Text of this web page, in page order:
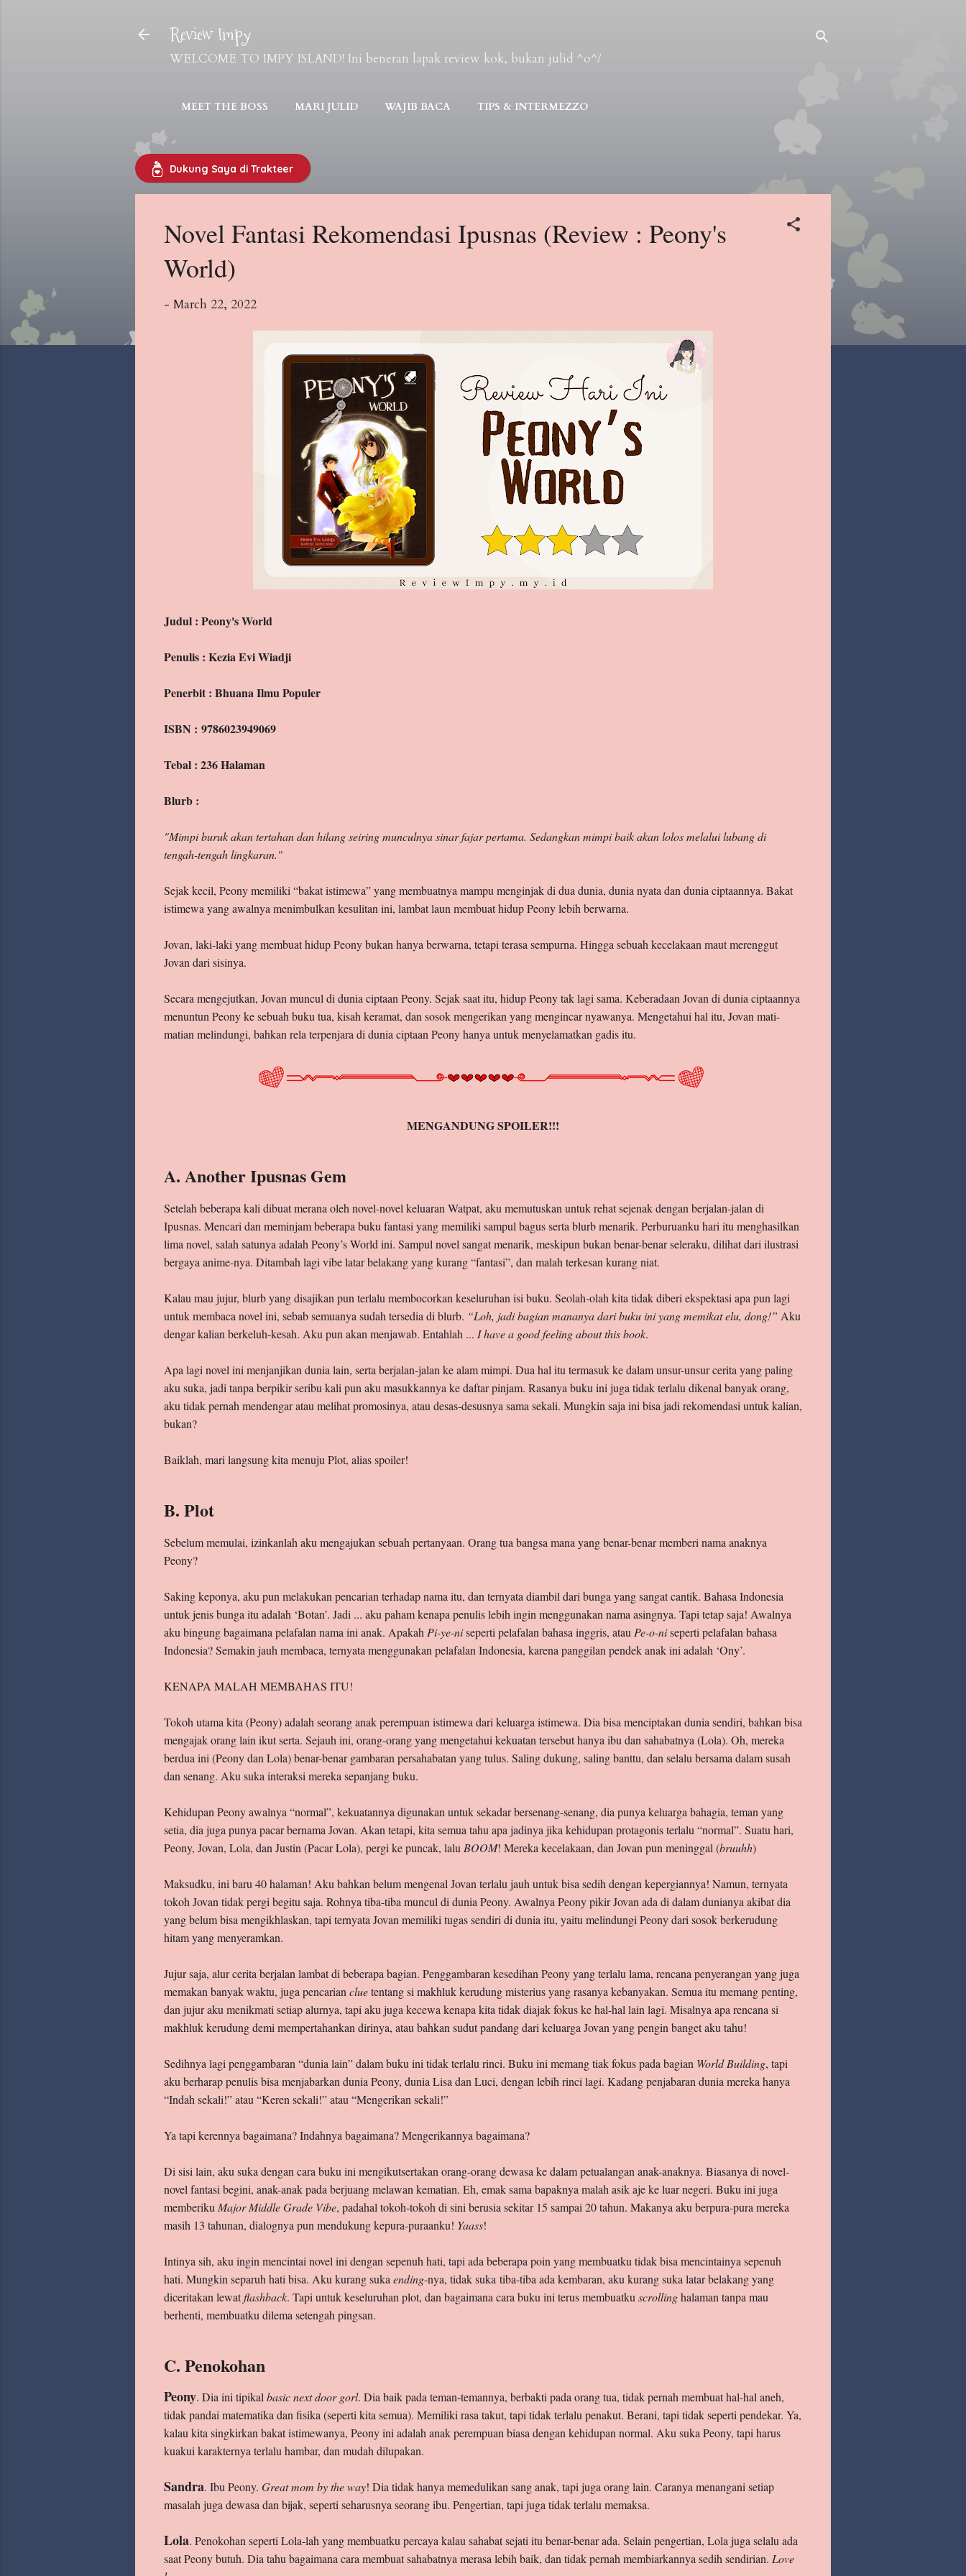
Review Impy
WELCOME TO IMPY ISLAND! Ini beneran lapak review kok, bukan julid ^o^/
MEET THE BOSS MARI JULID WAJIB BACA TIPS & INTERMEZZO
Dukung Saya di Trakteer
Novel Fantasi Rekomendasi Ipusnas (Review : Peony's
World)
- March 22, 2022
Judul : Peony's World
Penulis : Kezia Evi Wiadji
Penerbit : Bhuana Ilmu Populer
ISBN : 9786023949069
Tebal : 236 Halaman
Blurb :
"Mimpi buruk akan tertahan dan hilang seiring munculnya sinar fajar pertama. Sedangkan mimpi baik akan lolos melalui lubang di
tengah-tengah lingkaran."
Sejak kecil, Peony memiliki “bakat istimewa” yang membuatnya mampu menginjak di dua dunia, dunia nyata dan dunia ciptaannya. Bakat
istimewa yang awalnya menimbulkan kesulitan ini, lambat laun membuat hidup Peony lebih berwarna.
Jovan, laki-laki yang membuat hidup Peony bukan hanya berwarna, tetapi terasa sempurna. Hingga sebuah kecelakaan maut merenggut
Jovan dari sisinya.
Secara mengejutkan, Jovan muncul di dunia ciptaan Peony. Sejak saat itu, hidup Peony tak lagi sama. Keberadaan Jovan di dunia ciptaannya
menuntun Peony ke sebuah buku tua, kisah keramat, dan sosok mengerikan yang mengincar nyawanya. Mengetahui hal itu, Jovan mati-
matian melindungi, bahkan rela terpenjara di dunia ciptaan Peony hanya untuk menyelamatkan gadis itu.
MENGANDUNG SPOILER!!!
A. Another Ipusnas Gem
Setelah beberapa kali dibuat merana oleh novel-novel keluaran Watpat, aku memutuskan untuk rehat sejenak dengan berjalan-jalan di
Ipusnas. Mencari dan meminjam beberapa buku fantasi yang memiliki sampul bagus serta blurb menarik. Perburuanku hari itu menghasilkan
lima novel, salah satunya adalah Peony’s World ini. Sampul novel sangat menarik, meskipun bukan benar-benar seleraku, dilihat dari ilustrasi
bergaya anime-nya. Ditambah lagi vibe latar belakang yang kurang “fantasi”, dan malah terkesan kurang niat.
Kalau mau jujur, blurb yang disajikan pun terlalu membocorkan keseluruhan isi buku. Seolah-olah kita tidak diberi ekspektasi apa pun lagi
untuk membaca novel ini, sebab semuanya sudah tersedia di blurb. “Loh, jadi bagian mananya dari buku ini yang memikat elu, dong!” Aku
dengar kalian berkeluh-kesah. Aku pun akan menjawab. Entahlah ... I have a good feeling about this book.
Apa lagi novel ini menjanjikan dunia lain, serta berjalan-jalan ke alam mimpi. Dua hal itu termasuk ke dalam unsur-unsur cerita yang paling
aku suka, jadi tanpa berpikir seribu kali pun aku masukkannya ke daftar pinjam. Rasanya buku ini juga tidak terlalu dikenal banyak orang,
aku tidak pernah mendengar atau melihat promosinya, atau desas-desusnya sama sekali. Mungkin saja ini bisa jadi rekomendasi untuk kalian,
bukan?
Baiklah, mari langsung kita menuju Plot, alias spoiler!
B. Plot
Sebelum memulai, izinkanlah aku mengajukan sebuah pertanyaan. Orang tua bangsa mana yang benar-benar memberi nama anaknya
Peony?
Saking keponya, aku pun melakukan pencarian terhadap nama itu, dan ternyata diambil dari bunga yang sangat cantik. Bahasa Indonesia
untuk jenis bunga itu adalah ‘Botan’. Jadi ... aku paham kenapa penulis lebih ingin menggunakan nama asingnya. Tapi tetap saja! Awalnya
aku bingung bagaimana pelafalan nama ini anak. Apakah Pi-ye-niseperti pelafalan bahasa inggris, atau Pe-o-niseperti pelafalan bahasa
Indonesia? Semakin jauh membaca, ternyata menggunakan pelafalan Indonesia, karena panggilan pendek anak ini adalah ‘Ony’.
KENAPA MALAH MEMBAHAS ITU!
Tokoh utama kita (Peony) adalah seorang anak perempuan istimewa dari keluarga istimewa. Dia bisa menciptakan dunia sendiri, bahkan bisa
mengajak orang lain ikut serta. Sejauh ini, orang-orang yang mengetahui kekuatan tersebut hanya ibu dan sahabatnya (Lola). Oh, mereka
berdua ini (Peony dan Lola) benar-benar gambaran persahabatan yang tulus. Saling dukung, saling banttu, dan selalu bersama dalam susah
dan senang. Aku suka interaksi mereka sepanjang buku.
Kehidupan Peony awalnya “normal”, kekuatannya digunakan untuk sekadar bersenang-senang, dia punya keluarga bahagia, teman yang
setia, dia juga punya pacar bernama Jovan. Akan tetapi, kita semua tahu apa jadinya jika kehidupan protagonis terlalu “normal”. Suatu hari,
Peony, Jovan, Lola, dan Justin (Pacar Lola), pergi ke puncak, lalu BOOM! Mereka kecelakaan, dan Jovan pun meninggal (bruuhh)
Maksudku, ini baru 40 halaman! Aku bahkan belum mengenal Jovan terlalu jauh untuk bisa sedih dengan kepergiannya! Namun, ternyata
tokoh Jovan tidak pergi begitu saja. Rohnya tiba-tiba muncul di dunia Peony. Awalnya Peony pikir Jovan ada di dalam dunianya akibat dia
yang belum bisa mengikhlaskan, tapi ternyata Jovan memiliki tugas sendiri di dunia itu, yaitu melindungi Peony dari sosok berkerudung
hitam yang menyeramkan.
Jujur saja, alur cerita berjalan lambat di beberapa bagian. Penggambaran kesedihan Peony yang terlalu lama, rencana penyerangan yang juga
memakan banyak waktu, juga pencarian cluetentang si makhluk kerudung misterius yang rasanya kebanyakan. Semua itu memang penting,
dan jujur aku menikmati setiap alurnya, tapi aku juga kecewa kenapa kita tidak diajak fokus ke hal-hal lain lagi. Misalnya apa rencana si
makhluk kerudung demi mempertahankan dirinya, atau bahkan sudut pandang dari keluarga Jovan yang pengin banget aku tahu!
Sedihnya lagi penggambaran “dunia lain” dalam buku ini tidak terlalu rinci. Buku ini memang tiak fokus pada bagian World Building, tapi
aku berharap penulis bisa menjabarkan dunia Peony, dunia Lisa dan Luci, dengan lebih rinci lagi. Kadang penjabaran dunia mereka hanya
“Indah sekali!” atau “Keren sekali!” atau “Mengerikan sekali!”
Ya tapi kerennya bagaimana? Indahnya bagaimana? Mengerikannya bagaimana?
Di sisi lain, aku suka dengan cara buku ini mengikutsertakan orang-orang dewasa ke dalam petualangan anak-anaknya. Biasanya di novel-
novel fantasi begini, anak-anak pada berjuang melawan kematian. Eh, emak sama bapaknya malah asik aje ke luar negeri. Buku ini juga
memberiku Major Middle Grade Vibe, padahal tokoh-tokoh di sini berusia sekitar 15 sampai 20 tahun. Makanya aku berpura-pura mereka
masih 13 tahunan, dialognya pun mendukung kepura-puraanku! Yaass!
Intinya sih, aku ingin mencintai novel ini dengan sepenuh hati, tapi ada beberapa poin yang membuatku tidak bisa mencintainya sepenuh
hati. Mungkin separuh hati bisa. Aku kurang suka ending-nya, tidak suka tiba-tiba ada kembaran, aku kurang suka latar belakang yang
diceritakan lewatflashback. Tapi untuk keseluruhan plot, dan bagaimana cara buku ini terus membuatku scrollinghalaman tanpa mau
berhenti, membuatku dilema setengah pingsan.
C. Penokohan
Peony. Dia ini tipikalbasic next door gorl. Dia baik pada teman-temannya, berbakti pada orang tua, tidak pernah membuat hal-hal aneh,
tidak pandai matematika dan fisika (seperti kita semua). Memiliki rasa takut, tapi tidak terlalu penakut. Berani, tapi tidak seperti pendekar. Ya,
kalau kita singkirkan bakat istimewanya, Peony ini adalah anak perempuan biasa dengan kehidupan normal. Aku suka Peony, tapi harus
kuakui karakternya terlalu hambar, dan mudah dilupakan.
Sandra. Ibu Peony. Great mom by the way! Dia tidak hanya memedulikan sang anak, tapi juga orang lain. Caranya menangani setiap
masalah juga dewasa dan bijak, seperti seharusnya seorang ibu. Pengertian, tapi juga tidak terlalu memaksa.
Lola. Penokohan seperti Lola-lah yang membuatku percaya kalau sahabat sejati itu benar-benar ada. Selain pengertian, Lola juga selalu ada
saat Peony butuh. Dia tahu bagaimana cara membuat sahabatnya merasa lebih baik, dan tidak pernah membiarkannya sedih sendirian. Love